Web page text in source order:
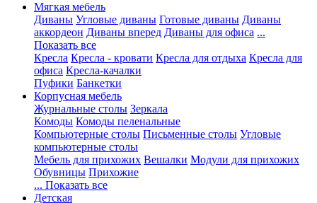
Мягкая мебель
Диваны Угловые диваны Готовые диваны Диваны
аккордеон Диваны вперед Диваны для офиса ...
Показать все
Кресла Кресла - кровати Кресла для отдыха Кресла для
офиса Кресла-качалки
Пуфики Банкетки
Корпусная мебель
Журнальные столы Зеркала
Комоды Комоды пеленальные
Компьютерные столы Письменные столы Угловые
компьютерные столы
Мебель для прихожих Вешалки Модули для прихожих
Обувницы Прихожие
... Показать все
Детская